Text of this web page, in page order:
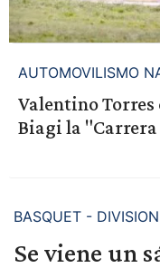
AUTOMOVILISMO
Valentino
Biagi la "Carrera
BASQUET -
Se viene un